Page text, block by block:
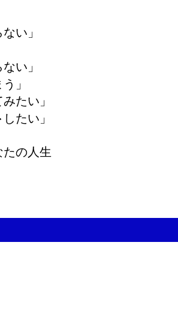
ない 」
い」
」
たい」
したい」
の人生